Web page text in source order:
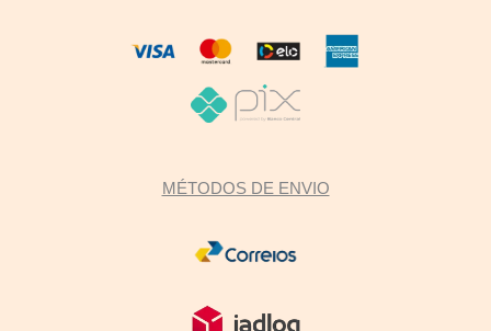
MÉTODOS DE ENVIO